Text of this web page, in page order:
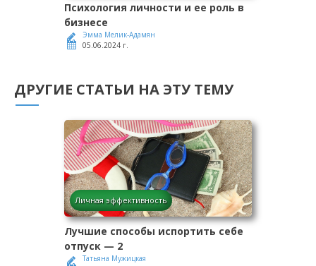
Психология личности и ее роль в
бизнесе
Эмма Мелик-Адамян
05.06.2024 г.
ДРУГИЕ СТАТЬИ НА ЭТУ ТЕМУ
Личная эффективность
Лучшие способы испортить себе
отпуск — 2
Татьяна Мужицкая